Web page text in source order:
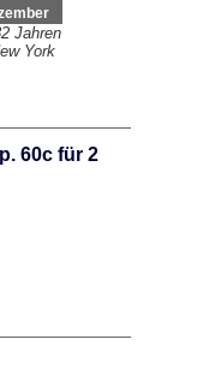
Jahren
York
60c für 2